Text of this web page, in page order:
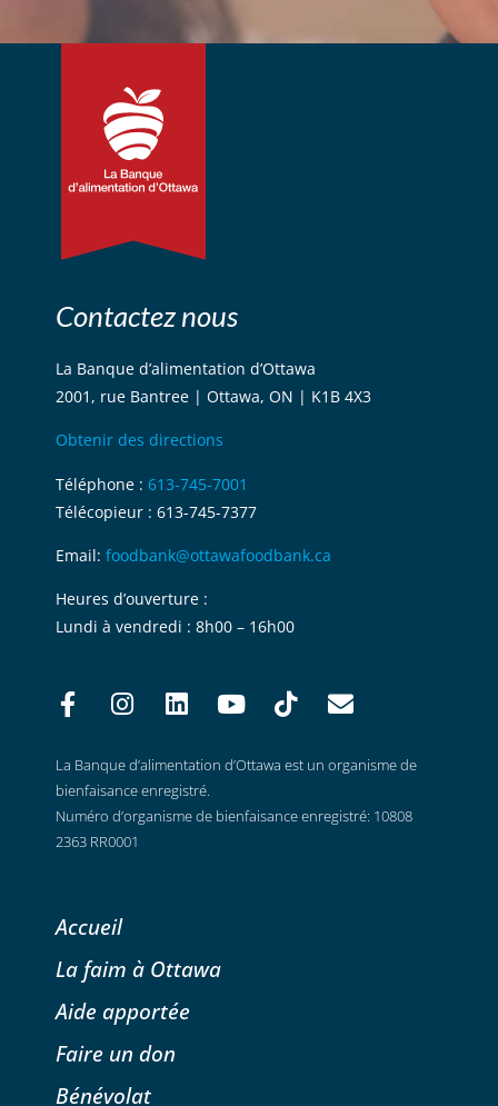
Contactez nous
La Banque d’alimentation d’Ottawa
2001, rue Bantree | Ottawa, ON | K1B 4X3
Obtenir des directions
Téléphone : 613-745-7001
Télécopieur : 613-745-7377
Email: foodbank@ottawafoodbank.ca
Heures d’ouverture :
Lundi à vendredi : 8h00 – 16h00
La Banque d’alimentation d’Ottawa est un organisme de
bienfaisance enregistré.
Numéro d’organisme de bienfaisance enregistré: 10808
2363 RR0001
Accueil
La faim à Ottawa
Aide apportée
Faire un don
Bénévolat